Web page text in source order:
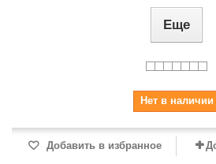
Еще
Нет в наличии
Добавить в избранное